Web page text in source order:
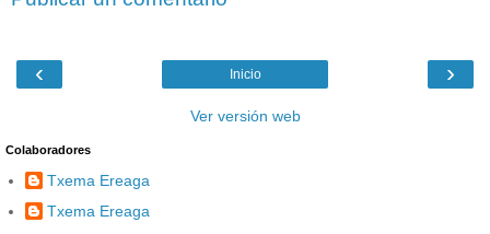
‹ ›
Inicio
Ver versión web
Colaboradores
Txema Ereaga
Txema Ereaga